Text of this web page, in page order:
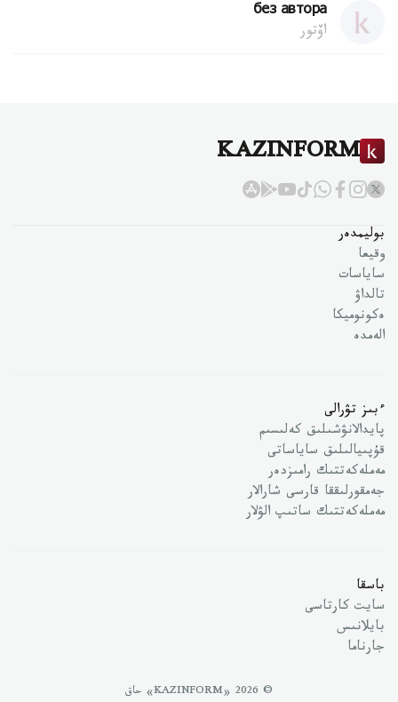
без автора
اۆتور
KAZINFORM
بوليمدەر
وقيعا
ساياسات
تالداۋ
ەكونوميكا
الەمدە
ءبىز تۋرالى
پايدالانۋشىلىق كەلىسىم
قۇپىيالىلىق ساياساتى
مەملەكەتتىك رامىزدەر
جەمقورلىققا قارسى شارالار
مەملەكەتتىك ساتىپ الۋلار
باسقا
سايت كارتاسى
بايلانىس
جارناما
© 2026 «KAZINFORM» حاق